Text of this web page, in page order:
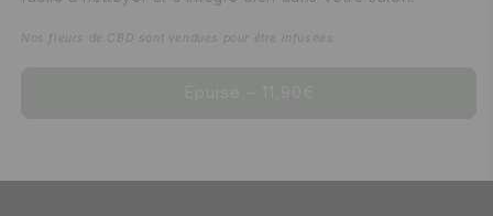
Nos fleurs de CBD sont vendues pour être infusées.